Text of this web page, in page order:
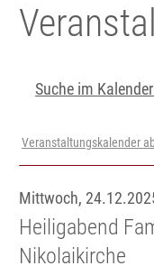
Suche im
Veranstaltungskalender
Mittwoch,
Heiligabend
Nikolaikirche